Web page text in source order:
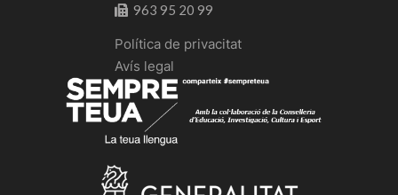
963 95 20 99
Política de privacitat
Avís legal